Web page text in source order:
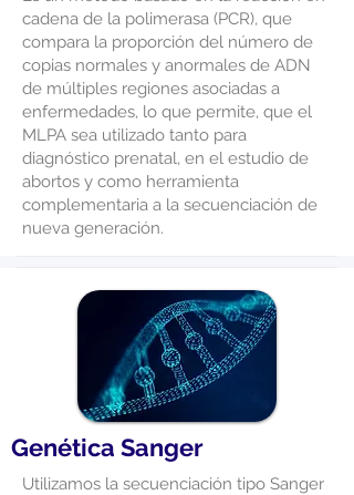
cadena de la polimerasa (PCR), que
compara la proporción del número de
copias normales y anormales de ADN
de múltiples regiones asociadas a
enfermedades, lo que permite, que el
MLPA sea utilizado tanto para
diagnóstico prenatal, en el estudio de
abortos y como herramienta
complementaria a la secuenciación de
nueva generación.
Genética Sanger
Utilizamos la secuenciación tipo Sanger